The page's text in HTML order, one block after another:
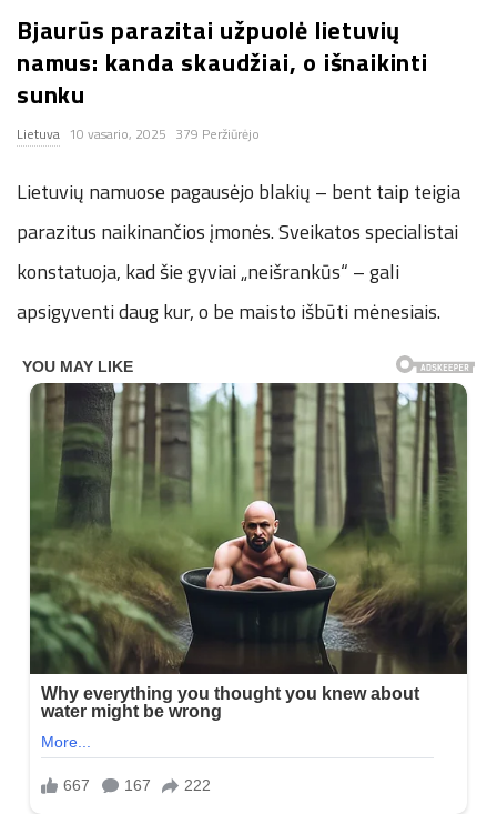
n
.
n
e
t
Bjaurūs parazitai užpuolė lietuvių
namus: kanda skaudžiai, o išnaikinti
sunku
Lietuva 10 vasario, 2025 379 Peržiūrėjo
Lietuvių namuose pagausėjo blakių – bent taip teigia
parazitus naikinančios įmonės. Sveikatos specialistai
konstatuoja, kad šie gyviai „neišrankūs“ – gali
apsigyventi daug kur, o be maisto išbūti mėnesiais.